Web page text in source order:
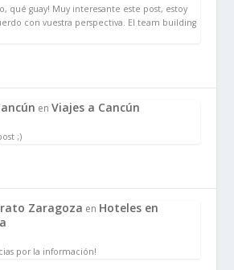
qué guay! Muy interesante este post, estoy
con vuestra perspectiva. El team building
enViajes a Cancún
;)
Zaragoza en Hoteles en
por la información!